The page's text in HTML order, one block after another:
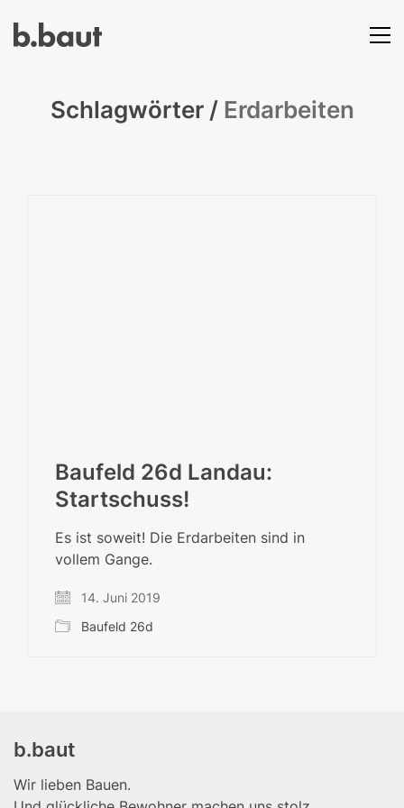
Schlagwörter / Erdarbeiten
Baufeld 26d Landau:
Startschuss!
Es ist soweit! Die Erdarbeiten sind in
vollem Gange.
14. Juni 2019
Baufeld 26d
b.baut
Wir lieben Bauen.